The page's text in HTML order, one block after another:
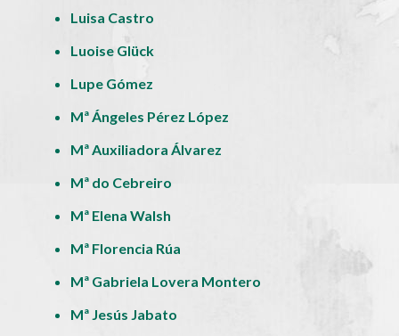
Luisa Castro
Luoise Glück
Lupe Gómez
Mª Ángeles Pérez López
Mª Auxiliadora Álvarez
Mª do Cebreiro
Mª Elena Walsh
Mª Florencia Rúa
Mª Gabriela Lovera Montero
Mª Jesús Jabato